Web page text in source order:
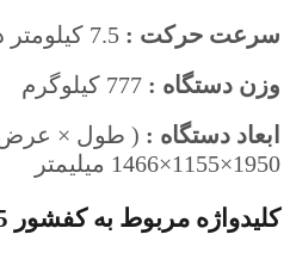
سرعت حرکت : 7.5 کیلومتر در ساعت
وزن دستگاه : 777 کیلوگرم
ابعاد دستگاه : ( طول × عرض
1950×1155×1466 میلیمتر
کلیدواژه مربوط به کفشور CT230BT105